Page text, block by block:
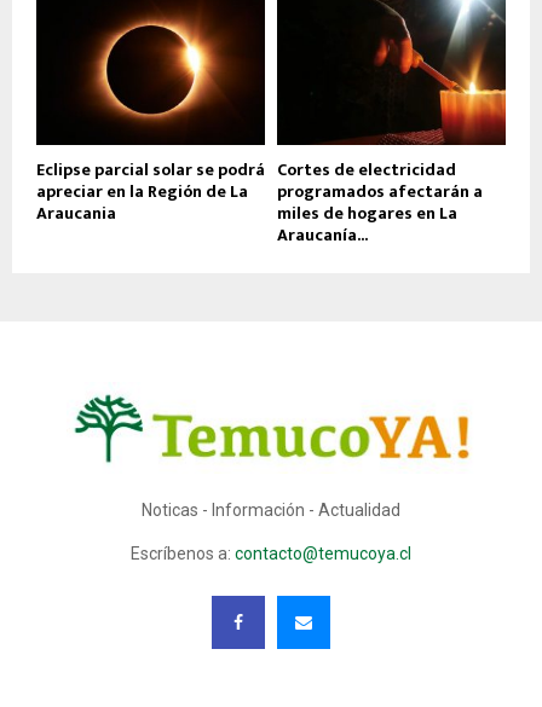
Eclipse parcial solar se podrá
apreciar en la Región de La
Araucania
Cortes de electricidad
programados afectarán a
miles de hogares en La
Araucanía...
Noticas - Información - Actualidad
Escríbenos a: contacto@temucoya.cl